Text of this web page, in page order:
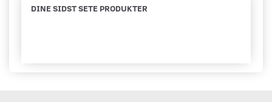
DINE SIDST SETE PRODUKTER